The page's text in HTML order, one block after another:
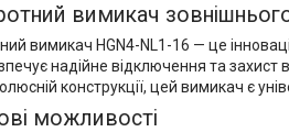
вимикач
вимикач HGN4-NL1-16 — це
надійне відключення та захист
конструкції, цей вимикач є
можливості